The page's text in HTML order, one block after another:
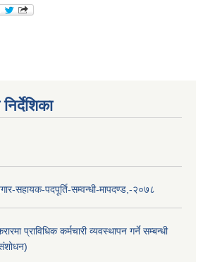
सहायक-पदपूर्ति-सम्वन्धी-मापदण्ड,-२०७८
प्राविधिक कर्मचारी व्यवस्थापन गर्ने सम्बन्धी